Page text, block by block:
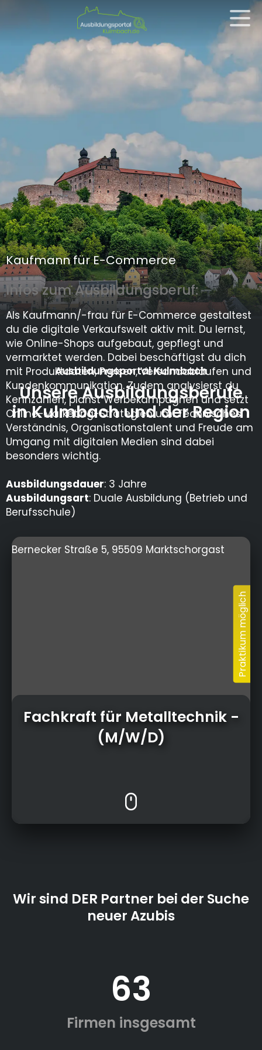
Ausbildungsportal Kulmbach
Unsere Ausbildungsberufe
in Kulmbach und der Region
Kaufmann für E-Commerce
Infos zum Ausbildungsberuf:
Als Kaufmann/-frau für E-Commerce gestaltest
du die digitale Verkaufswelt aktiv mit. Du lernst,
wie Online-Shops aufgebaut, gepflegt und
vermarktet werden. Dabei beschäftigst du dich
mit Produktdaten, Preisen, Versandabläufen und
Kundenkommunikation. Zudem analysierst du
Kennzahlen, planst Werbekampagnen und setzt
Online-Marketing-Strategien um. Technisches
Verständnis, Organisationstalent und Freude am
Umgang mit digitalen Medien sind dabei
besonders wichtig.
Ausbildungsdauer: 3 Jahre
Ausbildungsart: Duale Ausbildung (Betrieb und
Berufsschule)
Bernecker Straße 5, 95509 Marktschorgast
Fachkraft für Metalltechnik-
(M/W/D)
Wir sind DER Partner bei der Suche
neuer Azubis
63
Firmen insgesamt